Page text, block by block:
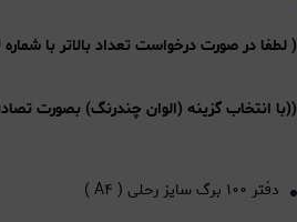
( لطفا در صورت درخواست تعداد بالاتر با شماره 09200620610 تماس حاصل فرمایید.)
((با انتخاب گزینه (الوان چندرنگ) بصورت
دفتر ۱۰۰ برگ سایز رحلی ( A۴ )